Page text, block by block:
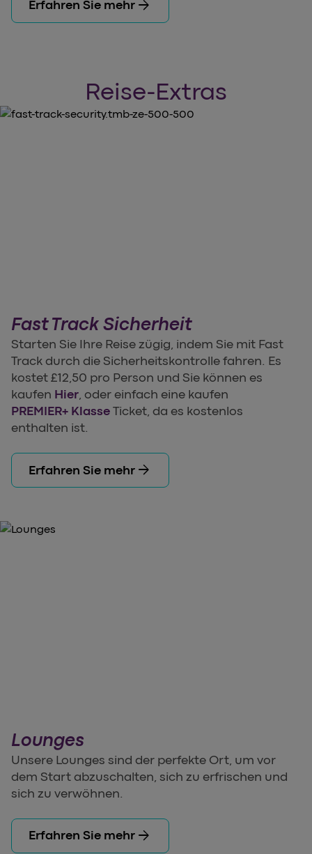
Erfahren Sie mehr arrow_forward
Reise-Extras
Fast Track Sicherheit
Starten Sie Ihre Reise zügig, indem Sie mit Fast
Track durch die Sicherheitskontrolle fahren. Es
kostet £12,50 pro Person und Sie können es
kaufen Hier, oder einfach eine kaufen
PREMIER+ Klasse Ticket, da es kostenlos
enthalten ist.
Erfahren Sie mehr arrow_forward
Lounges
Unsere Lounges sind der perfekte Ort, um vor
dem Start abzuschalten, sich zu erfrischen und
sich zu verwöhnen.
Erfahren Sie mehr arrow_forward